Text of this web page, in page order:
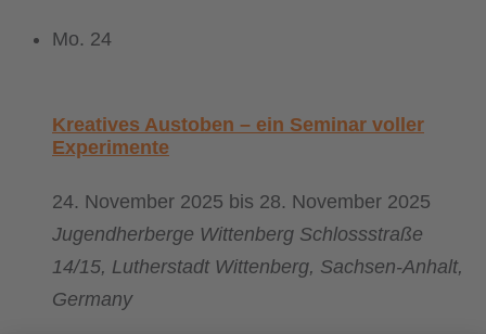
Mo. 24
Kreatives Austoben – ein Seminar voller
Experimente
24. November 2025 bis 28. November 2025
Jugendherberge Wittenberg Schlossstraße
14/15, Lutherstadt Wittenberg, Sachsen-Anhalt,
Germany